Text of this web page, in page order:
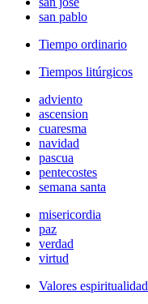
san pablo
Tiempo ordinario
Tiempos litúrgicos
adviento
ascension
cuaresma
navidad
pascua
pentecostes
semana santa
misericordia
paz
verdad
virtud
Valores espiritualidad